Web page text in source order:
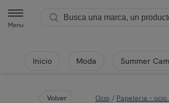
Menu
Inicio Moda Summer
Volver Ocio / Papeleria -